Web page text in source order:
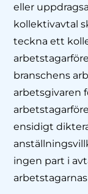
eller
kollektivavtal
teckna ett
branschens
arbetsgivaren
ensidigt
ingen part i
arbetstagarnas